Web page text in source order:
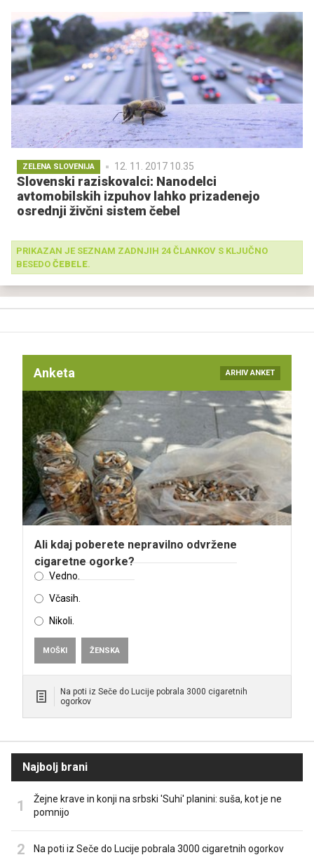
ZELENA SLOVENIJA 12. 11. 2017 10.35
Slovenski raziskovalci: Nanodelci
avtomobilskih izpuhov lahko prizadenejo
osrednji živčni sistem čebel
PRIKAZAN JE SEZNAM ZADNJIH 24 ČLANKOV S KLJUČNO
BESEDO ČEBELE.
Anketa ARHIV ANKET
Ali kdaj poberete nepravilno odvržene
cigaretne ogorke?
Vedno.
Včasih.
Nikoli.
MOŠKI ŽENSKA
Na poti iz Seče do Lucije pobrala 3000 cigaretnih
ogorkov
Najbolj brani
Žejne krave in konji na srbski 'Suhi' planini: suša, kot je ne
pomnijo
Na poti iz Seče do Lucije pobrala 3000 cigaretnih ogorkov